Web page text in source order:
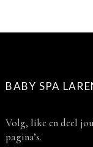
BABY SPA
Volg, like en deel
pagina’s.